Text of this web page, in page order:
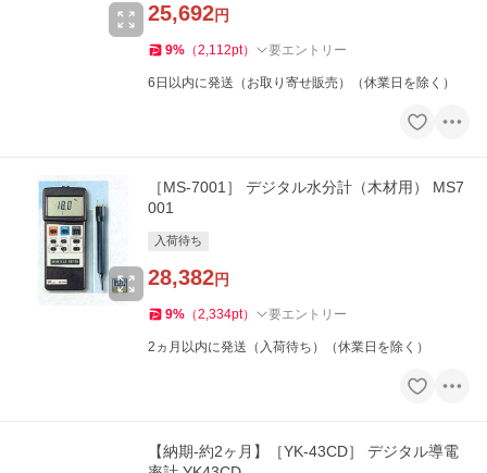
25,692円
9% （2,112pt） 要エントリー
6日以内に発送（お取り寄せ販売）（休業日を除く）
［MS-7001］ デジタル水分計（木材用） MS7
001
入荷待ち
28,382円
9% （2,334pt） 要エントリー
2ヵ月以内に発送（入荷待ち）（休業日を除く）
【納期-約2ヶ月】［YK-43CD］ デジタル導電